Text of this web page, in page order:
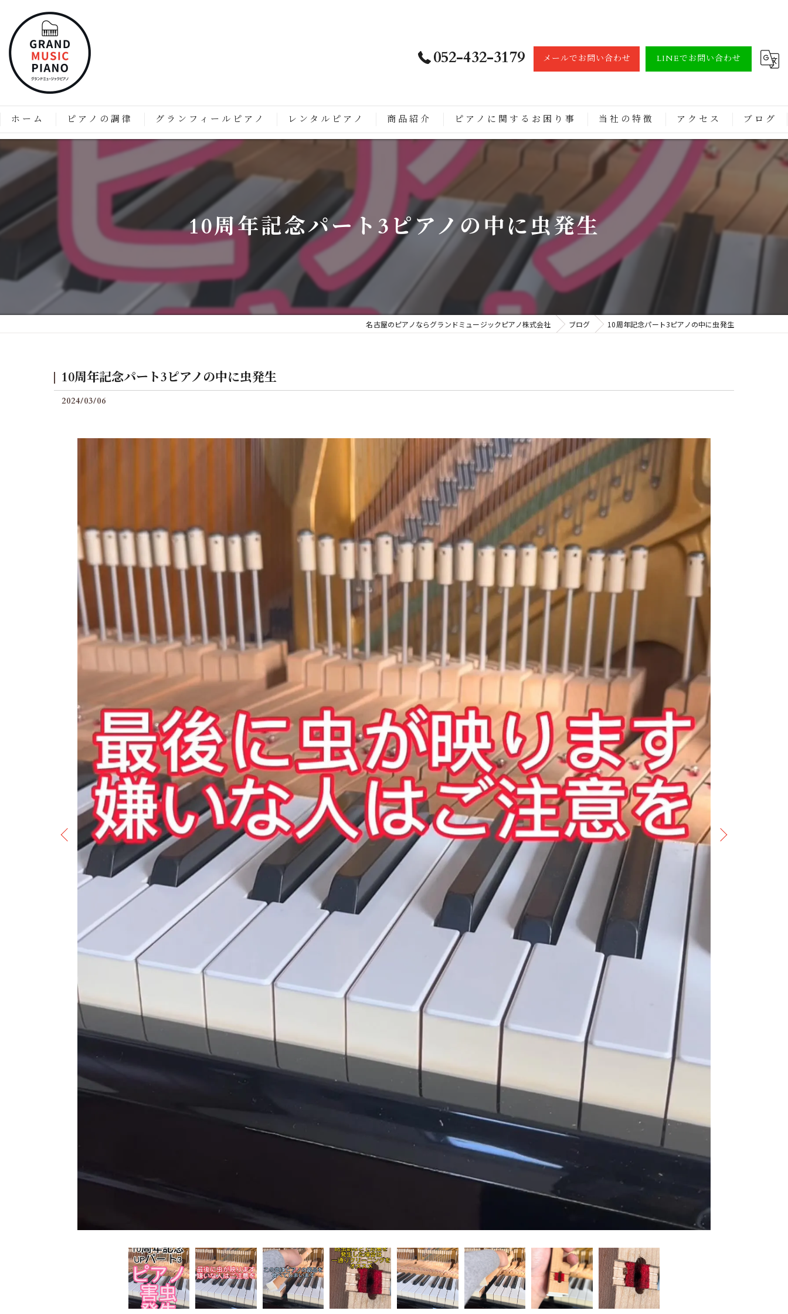
052-432-3179 メールでお問い合わせ LINEでお問い合わせ
ホーム ピアノの調律
ピアノの調律はなぜ必要なのか？
グランフィールピアノ
「グランフィール」技術とは
グランフィールピアノの特徴
グランフィールピアノのここがすごい
グランドピアノのようなアップライトピアノに生まれ変わるまでの流れ
後付けグランフィールの料金
レンタルピアノ 商品紹介 ピアノに関するお困り事 当社の特徴
調律
修理
レンタル
グランフィール
アクセス ブログ
10周年記念パート3ピアノの中に虫発生
名古屋のピアノならグランドミュージックピアノ株式会社 ブログ 10周年記念パート3ピアノの中に虫発生
10周年記念パート3ピアノの中に虫発生
2024/03/06